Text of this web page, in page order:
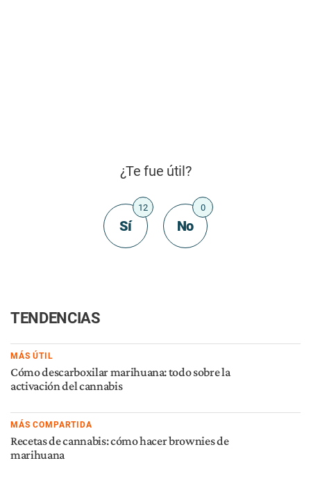
¿Te fue útil?
Sí
12
No
0
TENDENCIAS
MÁS ÚTIL
Cómo descarboxilar marihuana: todo sobre la
activación del cannabis
MÁS COMPARTIDA
Recetas de cannabis: cómo hacer brownies de
marihuana